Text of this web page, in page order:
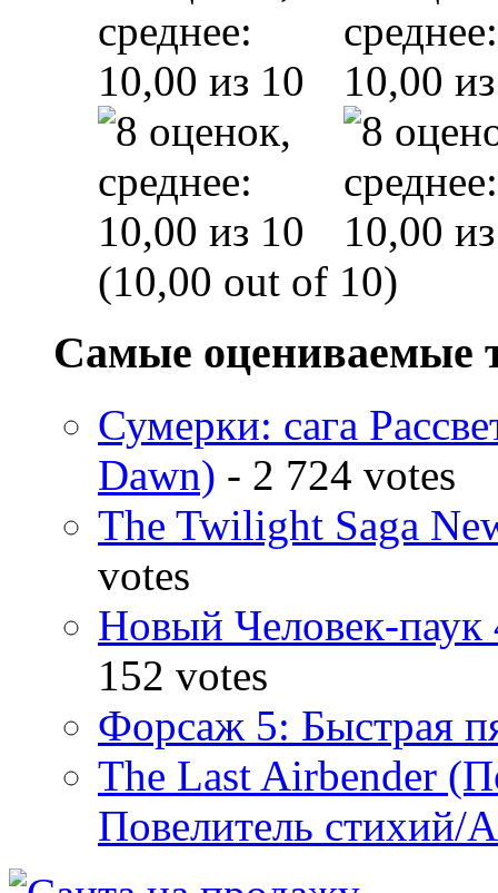
(10,00 out of 10)
Самые оцениваемые
Сумерки: cага
Dawn) - 2 724 votes
The Twilight Saga
votes
Новый Человек-
152 votes
Форсаж 5: Быстрая
The Last Airbender
Повелитель стихий/